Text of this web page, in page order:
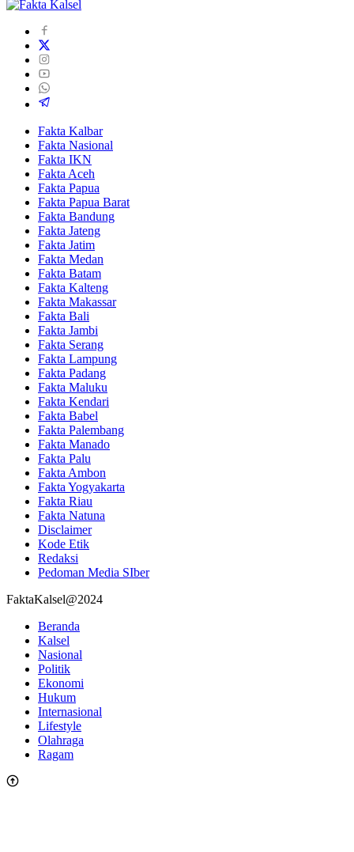
Fakta Kalbar
Fakta Nasional
Fakta IKN
Fakta Aceh
Fakta Papua
Fakta Papua Barat
Fakta Bandung
Fakta Jateng
Fakta Jatim
Fakta Medan
Fakta Batam
Fakta Kalteng
Fakta Makassar
Fakta Bali
Fakta Jambi
Fakta Serang
Fakta Lampung
Fakta Padang
Fakta Maluku
Fakta Kendari
Fakta Babel
Fakta Palembang
Fakta Manado
Fakta Palu
Fakta Ambon
Fakta Yogyakarta
Fakta Riau
Fakta Natuna
Disclaimer
Kode Etik
Redaksi
Pedoman Media SIber
FaktaKalsel@2024
Beranda
Kalsel
Nasional
Politik
Ekonomi
Hukum
Internasional
Lifestyle
Olahraga
Ragam